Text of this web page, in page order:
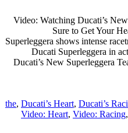
Video: Watching Ducati’s
Sure to Get Your
Superleggera shows intense
Ducati Superleggera in
Ducati’s New Superleggera
, Ducati’s Heart, Ducati’s
Video: Heart, Video: Racing,